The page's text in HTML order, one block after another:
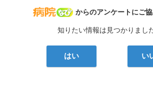
病院なび
からのアンケートにご協
知りたい情報は見つかりまし
はい い